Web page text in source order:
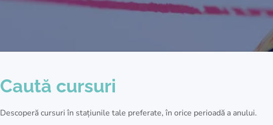
Caută cursuri
Descoperă cursuri în stațiunile tale preferate, în orice perioadă a anului.